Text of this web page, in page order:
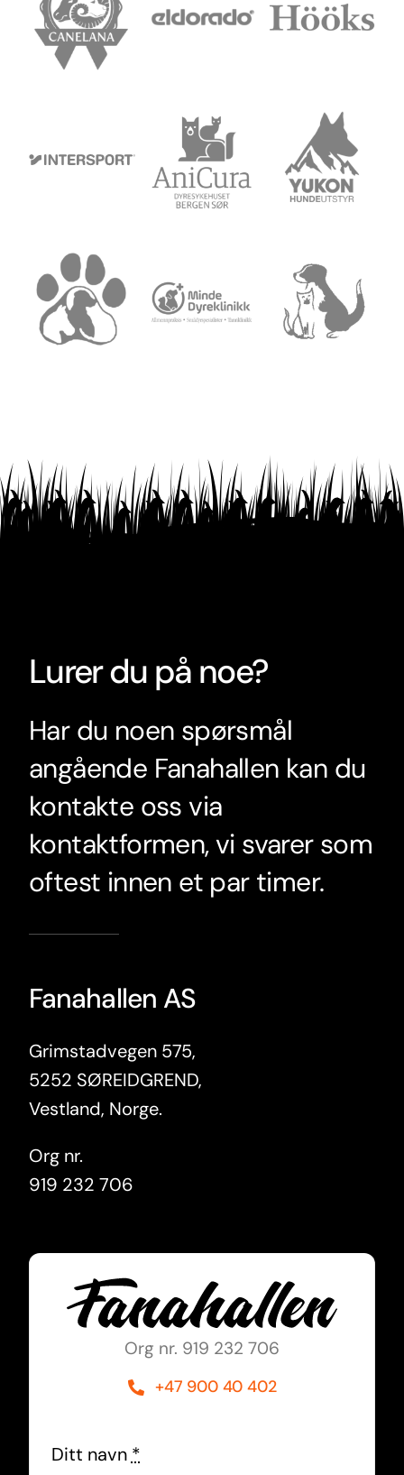
Lurer du på noe?
Har du noen spørsmål
angående Fanahallen kan du
kontakte oss via
kontaktformen, vi svarer som
oftest innen et par timer.
Fanahallen AS
Grimstadvegen 575,
5252 SØREIDGREND,
Vestland, Norge.
Org nr.
919 232 706
Org nr. 919 232 706
+47 900 40 402
Ditt navn *